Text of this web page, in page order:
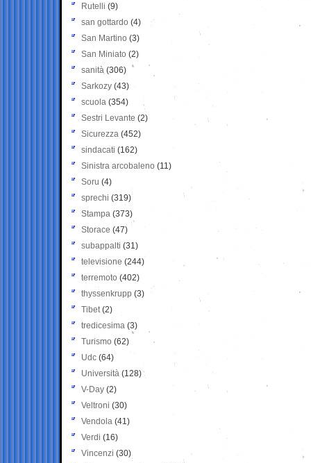
Rutelli (9)
san gottardo (4)
San Martino (3)
San Miniato (2)
sanità (306)
Sarkozy (43)
scuola (354)
Sestri Levante (2)
Sicurezza (452)
sindacati (162)
Sinistra arcobaleno (11)
Soru (4)
sprechi (319)
Stampa (373)
Storace (47)
subappalti (31)
televisione(244)
terremoto (402)
thyssenkrupp (3)
Tibet(2)
tredicesima (3)
Turismo (62)
Udc (64)
Università (128)
V-Day (2)
Veltroni (30)
Vendola (41)
Verdi (16)
Vincenzi (30)